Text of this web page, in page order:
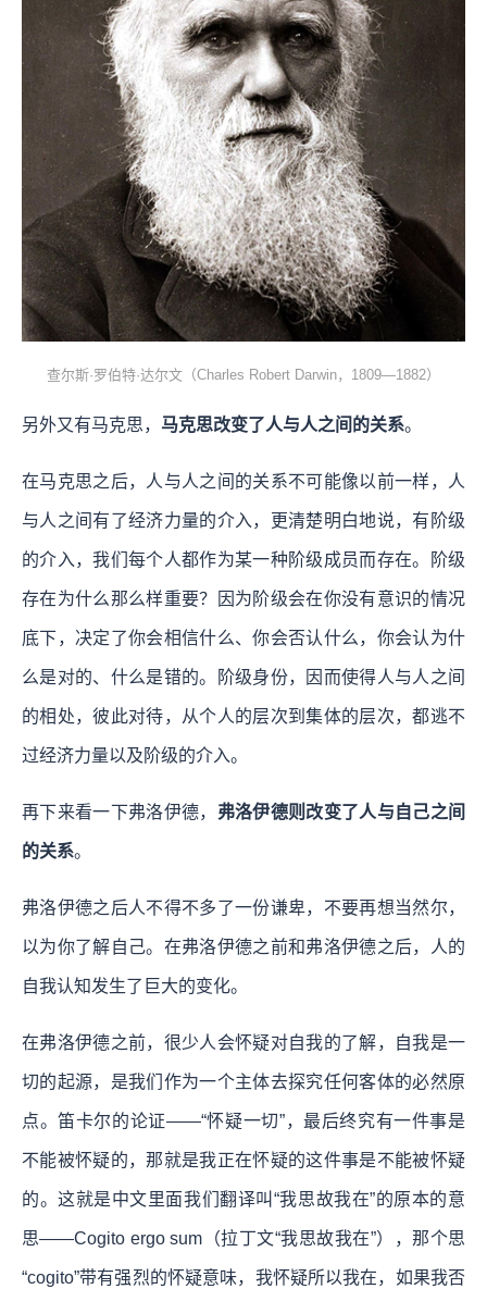
查尔斯·罗伯特·达尔文（Charles Robert Darwin，1809—1882）
另外又有马克思， 马克思改变了人与人之间的关系。
在马克思之后，人与人之间的关系不可能像以前一样，人
与人之间有了经济力量的介入，更清楚明白地说，有阶级
的介入，我们每个人都作为某一种阶级成员而存在。阶级
存在为什么那么样重要？因为阶级会在你没有意识的情况
底下，决定了你会相信什么、你会否认什么，你会认为什
么是对的、什么是错的。阶级身份，因而使得人与人之间
的相处，彼此对待，从个人的层次到集体的层次，都逃不
过经济力量以及阶级的介入。
再下来看一下弗洛伊德， 弗洛伊德则改变了人与自己之间
的关系。
弗洛伊德之后人不得不多了一份谦卑，不要再想当然尔，
以为你了解自己。在弗洛伊德之前和弗洛伊德之后，人的
自我认知发生了巨大的变化。
在弗洛伊德之前，很少人会怀疑对自我的了解，自我是一
切的起源，是我们作为一个主体去探究任何客体的必然原
点。笛卡尔的论证——“怀疑一切”，最后终究有一件事是
不能被怀疑的，那就是我正在怀疑的这件事是不能被怀疑
的。这就是中文里面我们翻译叫“我思故我在”的原本的意
思——Cogito ergo sum（拉丁文“我思故我在”），那个思
“cogito”带有强烈的怀疑意味，我怀疑所以我在，如果我否